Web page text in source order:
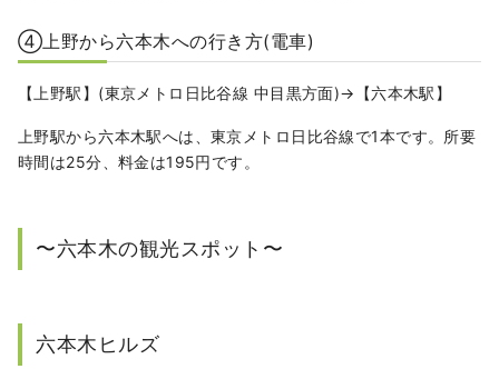
④上野から六本木への行き方(電車)
【上野駅】(東京メトロ日比谷線 中目黒方面)→【六本木駅】
上野駅から六本木駅へは、東京メトロ日比谷線で1本です。所要
時間は25分、料金は195円です。
〜六本木の観光スポット〜
六本木ヒルズ